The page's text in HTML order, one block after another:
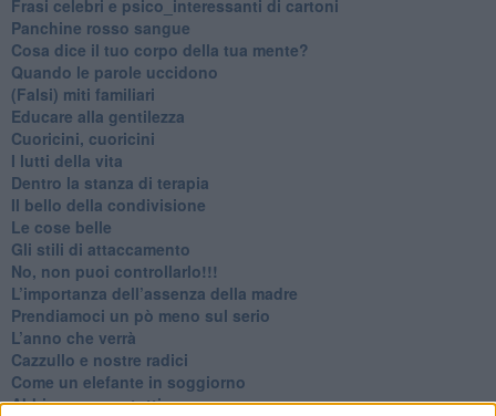
​Frasi celebri e psico_interessanti di cartoni
​Panchine rosso sangue
​Cosa dice il tuo corpo della tua mente?
​Quando le parole uccidono
​(Falsi) miti familiari
​Educare alla gentilezza
​Cuoricini, cuoricini
I lutti della vita
​Dentro la stanza di terapia
​Il bello della condivisione
Le cose belle
​Gli stili di attaccamento
No, non puoi controllarlo!!!
​L’importanza dell’assenza della madre
​Prendiamoci un pò meno sul serio
​L’anno che verrà
​Cazzullo e nostre radici
​Come un elefante in soggiorno
​Abbiamo perso tutti